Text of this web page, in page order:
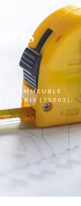
IMMEUBLE
À PARIS (75002).